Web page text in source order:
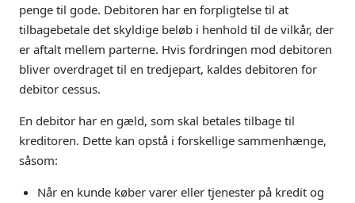
penge til gode. Debitoren har en forpligtelse til at
tilbagebetale det skyldige beløb i henhold til de vilkår, der
er aftalt mellem parterne. Hvis fordringen mod debitoren
bliver overdraget til en tredjepart, kaldes debitoren for
debitor cessus.
En debitor har en gæld, som skal betales tilbage til
kreditoren. Dette kan opstå i forskellige sammenhænge,
såsom:
Når en kunde køber varer eller tjenester på kredit og